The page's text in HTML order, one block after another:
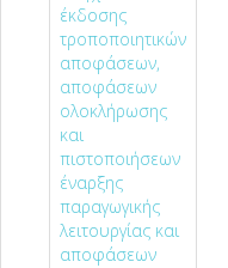
έκδοσης
τροποποιητικών
αποφάσεων,
αποφάσεων
ολοκλήρωσης
και
πιστοποιήσεων
έναρξης
παραγωγικής
λειτουργίας και
αποφάσεων